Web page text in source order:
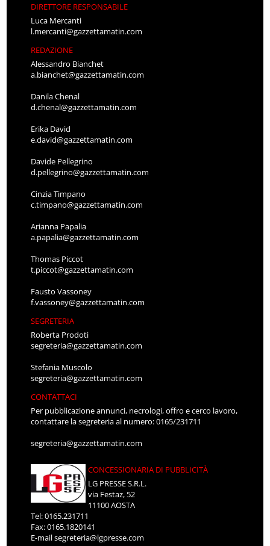
DIRETTORE RESPONSABILE
Luca Mercanti
l.mercanti@gazzettamatin.com
REDAZIONE
Alessandro Bianchet
a.bianchet@gazzettamatin.com
Danila Chenal
d.chenal@gazzettamatin.com
Erika David
e.david@gazzettamatin.com
Davide Pellegrino
d.pellegrino@gazzettamatin.com
Cinzia Timpano
c.timpano@gazzettamatin.com
Arianna Papalia
a.papalia@gazzettamatin.com
Thomas Piccot
t.piccot@gazzettamatin.com
Fausto Vassoney
f.vassoney@gazzettamatin.com
SEGRETERIA
Roberta Prodoti
segreteria@gazzettamatin.com
Stefania Muscolo
segreteria@gazzettamatin.com
CONTATTACI
Per pubblicazione annunci, necrologi, offro e cerco lavoro,
contattare la segreteria al numero: 0165/231711
segreteria@gazzettamatin.com
CONCESSIONARIA DI PUBBLICITÀ
LG PRESSE S.R.L.
via Festaz, 52
11100 AOSTA
Tel: 0165.231711
Fax: 0165.1820141
E-mailsegreteria@lgpresse.com